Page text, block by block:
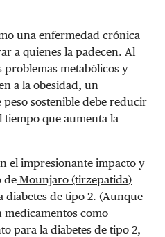
una enfermedad crónica
a quienes la padecen. Al
problemas metabólicos y
a la obesidad, un
sostenible debe reducir
tiempo que aumenta la
el impresionante impacto y
de Mounjaro (tirzepatida)
diabetes de tipo 2. (Aunque
medicamentos como
para la diabetes de tipo 2,